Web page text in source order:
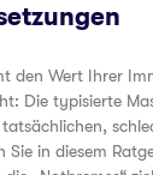
den Wert Ihrer
Die typisierte
Sie in diesem